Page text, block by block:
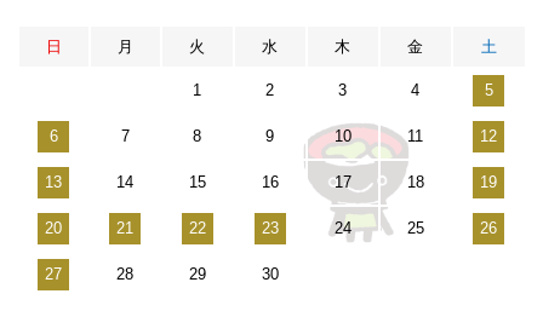
日 月 火 水 木 金 土
1 2 3 4 5
6 7 8 9 10 11 12
13 14 15 16 17 18 19
20 21 22 23 24 25 26
27 28 29 30